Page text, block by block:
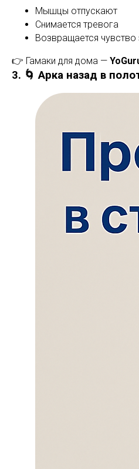
Мышцы отпускают
Снимается тревога
Возвращается
👉 Гамаки для дома —
3. 🌀 Арка назад в